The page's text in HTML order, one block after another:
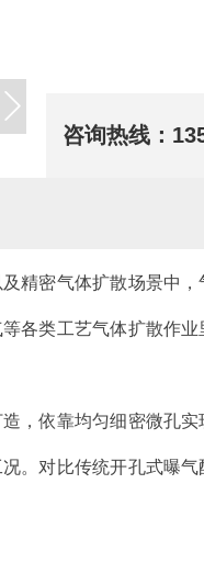
咨询热线：
精密气体扩散场景中
各类工艺气体扩散作
，依靠均匀细密微孔
。对比传统开孔式曝